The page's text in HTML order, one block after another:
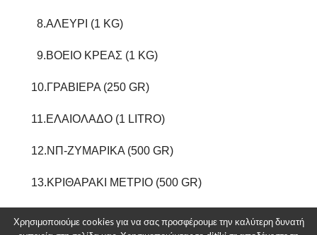
8.ΑΛΕΥΡΙ (1 KG)
9.ΒΟΕΙΟ ΚΡΕΑΣ (1 KG)
10.ΓΡΑΒΙΕΡΑ (250 GR)
11.ΕΛΑΙΟΛΑΔΟ (1 LITRO)
12.ΝΠ-ΖΥΜΑΡΙΚΑ (500 GR)
13.ΚΡΙΘΑΡΑΚΙ ΜΕΤΡΙΟ (500 GR)
Χρησιμοποιούμε cookies για να σας προσφέρουμε την καλύτερη δυνατή